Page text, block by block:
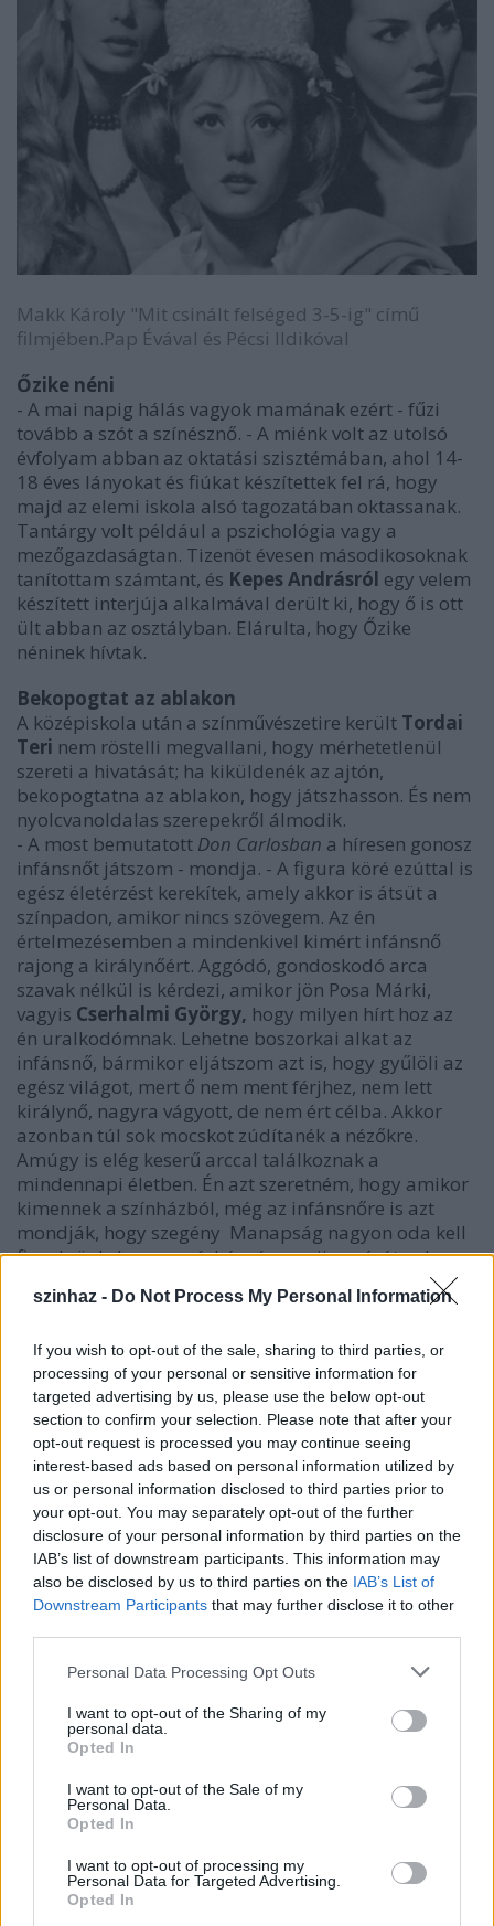
szinhaz - Do Not Process My Personal Information
If you wish to opt-out of the sale, sharing to third parties, or
processing of your personal or sensitive information for
targeted advertising by us, please use the below opt-out
section to confirm your selection. Please note that after your
opt-out request is processed you may continue seeing
interest-based ads based on personal information utilized by
us or personal information disclosed to third parties prior to
your opt-out. You may separately opt-out of the further
disclosure of your personal information by third parties on the
IAB’s list of downstream participants. This information may
also be disclosed by us to third parties on the IAB’s List of
Downstream Participants that may further disclose it to other
Please note that this website/app uses one or more Google
not limited to your visit or usage behaviour. You may click to
grant or deny consent to Google and its third-party tags to
use your data for below specified purposes in below Google
consent section.
Personal Data Processing Opt Outs
I want to opt-out of the Sharing of my
personal data.
Opted In
I want to opt-out of the Sale of my
Personal Data.
Opted In
I want to opt-out of processing my
Personal Data for Targeted Advertising.
Opted In
Makk Károly "Mit csinált felséged 3-5-ig" című
filmjében.Pap Évával és Pécsi Ildikóval
Őzike néni
- A mai napig hálás vagyok mamának ezért - fűzi
tovább a szót a színésznő. - A miénk volt az utolsó
évfolyam abban az oktatási szisztémában, ahol 14-
18 éves lányokat és fiúkat készítettek fel rá, hogy
majd az elemi iskola alsó tagozatában oktassanak.
Tantárgy volt például a pszichológia vagy a
mezőgazdaságtan. Tizenöt évesen másodikosoknak
tanítottam számtant, és Kepes Andrásról egy velem
készített interjúja alkalmával derült ki, hogy ő is ott
ült abban az osztályban. Elárulta, hogy Őzike
néninek hívtak.
Bekopogtat az ablakon
A középiskola után a színművészetire került Tordai
Teri nem röstelli megvallani, hogy mérhetetlenül
szereti a hivatását; ha kiküldenék az ajtón,
bekopogtatna az ablakon, hogy játszhasson. És nem
nyolcvanoldalas szerepekről álmodik.
- A most bemutatott Don Carlosban a híresen gonosz
infánsnőt játszom - mondja. - A figura köré ezúttal is
egész életérzést kerekítek, amely akkor is átsüt a
színpadon, amikor nincs szövegem. Az én
értelmezésemben a mindenkivel kimért infánsnő
rajong a királynőért. Aggódó, gondoskodó arca
szavak nélkül is kérdezi, amikor jön Posa Márki,
vagyis Cserhalmi György, hogy milyen hírt hoz az
én uralkodómnak. Lehetne boszorkai alkat az
infánsnő, bármikor eljátszom azt is, hogy gyűlöli az
egész világot, mert ő nem ment férjhez, nem lett
királynő, nagyra vágyott, de nem ért célba. Akkor
azonban túl sok mocskot zúdítanék a nézőkre.
Amúgy is elég keserű arccal találkoznak a
mindennapi életben. Én azt szeretném, hogy amikor
kimennek a színházból, még az infánsnőre is azt
mondják, hogy szegény Manapság nagyon oda kell
figyelnünk, hogy a színház- és mozijegy árát nehezen
nézőteret.
Édentől keletre
Különböző mázakról
- Nálam másként ül, áll, járkál Örkény István
Tóthnéja, a Macskajáték bármelyik Szkalla lánya
vagy az Édentől keletre kuplerájos nője, Faye, akit ott
mérgeznek meg a színpadon - folytatja. - Nem lehet
mindent ugyanazzal a "mázzal" leönteni, noha
tudom, hogy ez most divat. Én egy kicsit retro
vagyok, hiszek a szívvel és ésszel való játékban. A mi
korosztályunk kötelessége ezt modellként